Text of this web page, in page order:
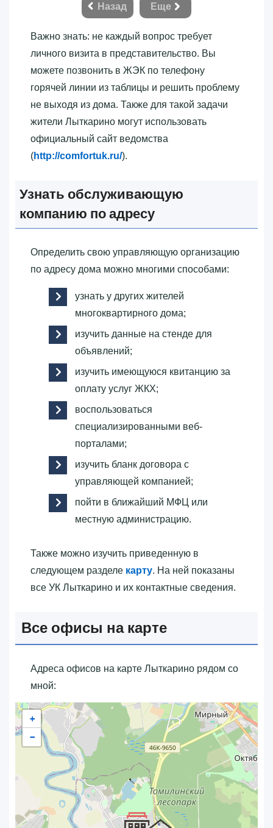
Назад
Еще
Важно знать: не каждый вопрос требует
личного визита в представительство. Вы
можете позвонить в ЖЭК по телефону
горячей линии из таблицы и решить проблему
не выходя из дома. Также для такой задачи
жители Лыткарино могут использовать
официальный сайт ведомства
(http://comfortuk.ru/).
Узнать обслуживающую
компанию по адресу
Определить свою управляющую организацию
по адресу дома можно многими способами:
узнать у других жителей
многоквартирного дома;
изучить данные на стенде для
объявлений;
изучить имеющуюся квитанцию за
оплату услуг ЖКХ;
воспользоваться
специализированными веб-
порталами;
изучить бланк договора с
управляющей компанией;
пойти в ближайший МФЦ или
местную администрацию.
Также можно изучить приведенную в
следующем разделе карту. На ней показаны
все УК Лыткарино и их контактные сведения.
Все офисы на карте
Адреса офисов на карте Лыткарино рядом со
мной:
+
−